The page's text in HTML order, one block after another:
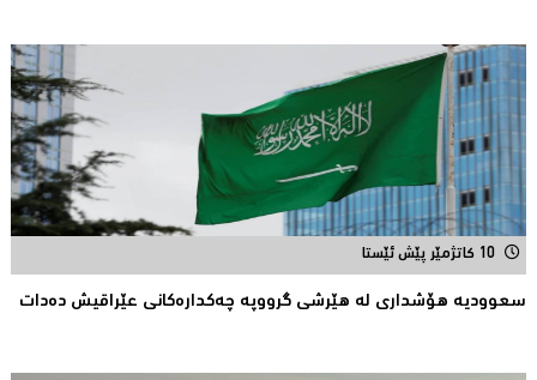
10 کاتژمێر پێش ئێستا
سعوودیە هۆشداری لە هێرشی گرووپە چەكدارەكانی عێراقیش دەدات